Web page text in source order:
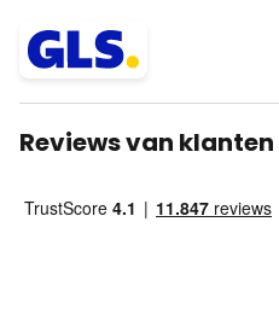
Reviews van klanten